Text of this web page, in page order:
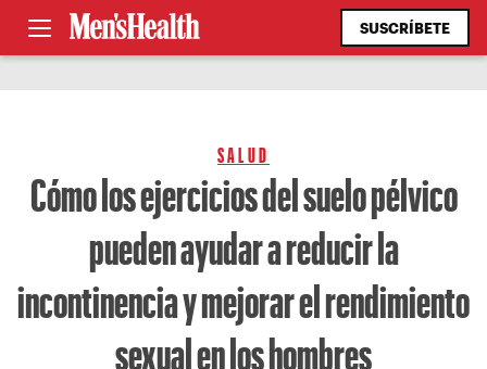
SUSCRÍBETE
SALUD
Cómo los ejercicios del suelo pélvico
pueden ayudar a reducir la
incontinencia y mejorar el rendimiento
sexual en los hombres